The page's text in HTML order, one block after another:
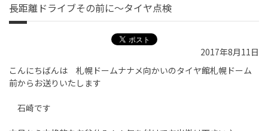
長距離ドライブその前に～タイヤ点検
2017年8月11日
こんにちばんは 札幌ドームナナメ向かいのタイヤ館札幌ドーム
前からお送りいたします
石崎です